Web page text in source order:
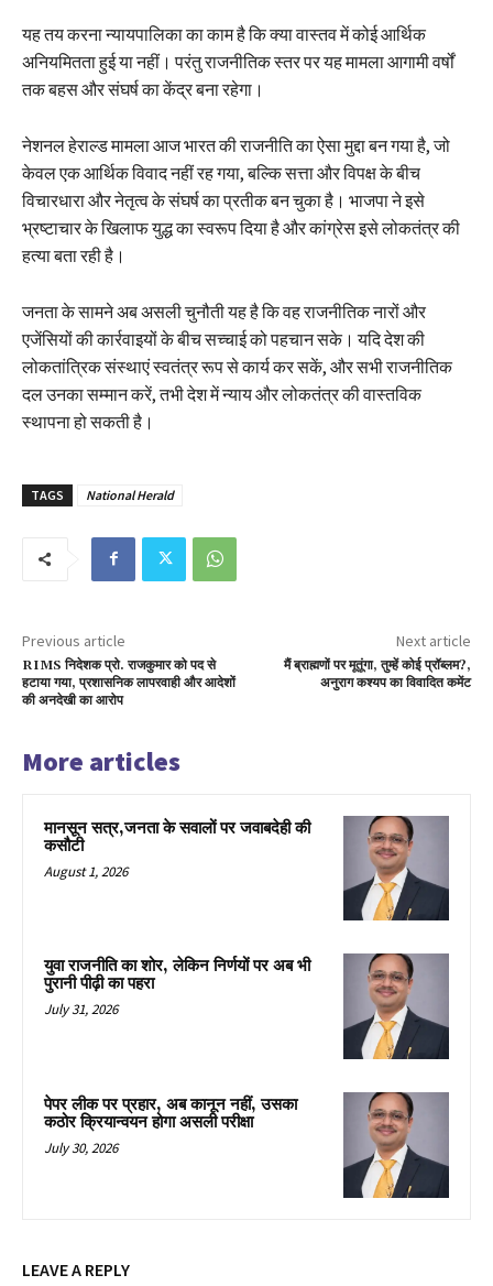
यह तय करना न्यायपालिका का काम है कि क्या वास्तव में कोई आर्थिक
अनियमितता हुई या नहीं। परंतु राजनीतिक स्तर पर यह मामला आगामी वर्षों
तक बहस और संघर्ष का केंद्र बना रहेगा।
नेशनल हेराल्ड मामला आज भारत की राजनीति का ऐसा मुद्दा बन गया है, जो
केवल एक आर्थिक विवाद नहीं रह गया, बल्कि सत्ता और विपक्ष के बीच
विचारधारा और नेतृत्व के संघर्ष का प्रतीक बन चुका है। भाजपा ने इसे
भ्रष्टाचार के खिलाफ युद्ध का स्वरूप दिया है और कांग्रेस इसे लोकतंत्र की
हत्या बता रही है।
जनता के सामने अब असली चुनौती यह है कि वह राजनीतिक नारों और
एजेंसियों की कार्रवाइयों के बीच सच्चाई को पहचान सके। यदि देश की
लोकतांत्रिक संस्थाएं स्वतंत्र रूप से कार्य कर सकें, और सभी राजनीतिक
दल उनका सम्मान करें, तभी देश में न्याय और लोकतंत्र की वास्तविक
स्थापना हो सकती है।
TAGS National Herald
Previous article
RIMS निदेशक प्रो. राजकुमार को पद से
हटाया गया, प्रशासनिक लापरवाही और आदेशों
की अनदेखी का आरोप
Next article
मैं ब्राह्मणों पर मूतूंगा, तुम्हें कोई प्रॉब्लम?,
अनुराग कश्यप का विवादित कमेंट
More articles
मानसून सत्र,जनता के सवालों पर जवाबदेही की
कसौटी
August 1, 2026
युवा राजनीति का शोर, लेकिन निर्णयों पर अब भी
पुरानी पीढ़ी का पहरा
July 31, 2026
पेपर लीक पर प्रहार, अब कानून नहीं, उसका
कठोर क्रियान्वयन होगा असली परीक्षा
July 30, 2026
LEAVE A REPLY